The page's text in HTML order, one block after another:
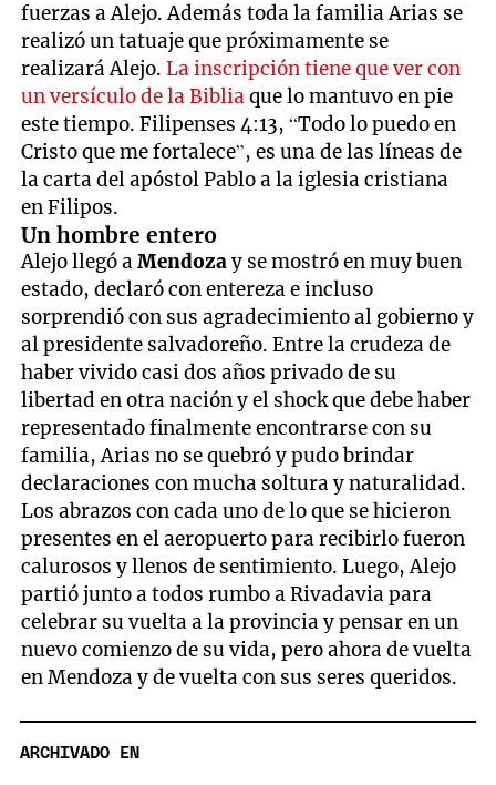
fuerzas a Alejo. Además toda la familia Arias se
realizó un tatuaje que próximamente se
realizará Alejo.La inscripción tiene que ver con
un versículo de la Biblia que lo mantuvo en pie
este tiempo. Filipenses 4:13, “Todo lo puedo en
Cristo que me fortalece”, es una de las líneas de
la carta del apóstol Pablo a la iglesia cristiana
en Filipos.
Un hombre entero
Alejo llegó aMendozay se mostró en muy buen
estado, declaró con entereza e incluso
sorprendió con sus agradecimiento al gobierno y
al presidente salvadoreño. Entre la crudeza de
haber vivido casi dos años privado de su
libertad en otra nación y el shock que debe haber
representado finalmente encontrarse con su
familia, Arias no se quebró y pudo brindar
declaraciones con mucha soltura y naturalidad.
Los abrazos con cada uno de lo que se hicieron
presentes en el aeropuerto para recibirlo fueron
calurosos y llenos de sentimiento. Luego, Alejo
partió junto a todos rumbo a Rivadavia para
celebrar su vuelta a la provincia y pensar en un
nuevo comienzo de su vida, pero ahora de vuelta
en Mendoza y de vuelta con sus seres queridos.
ARCHIVADO EN